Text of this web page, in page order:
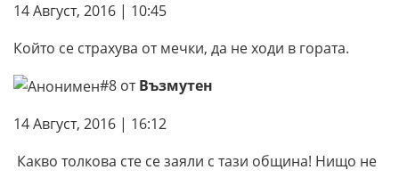
14 Август, 2016 | 10:45
Който се страхува от мечки, да не ходи в гората.
#8 отВъзмутен
14 Август, 2016 | 16:12
Какво толкова сте се заяли с тази община! Нищо не